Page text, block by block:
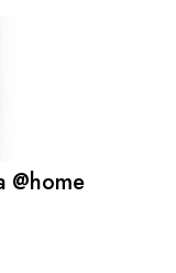
@home